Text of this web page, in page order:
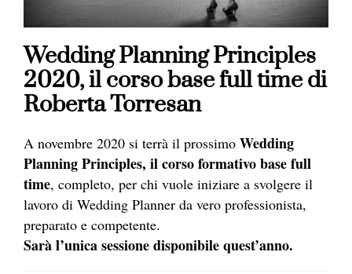
Wedding Planning Principles
2020, il corso base full time di
Roberta Torresan
A novembre 2020 si terrà il prossimo Wedding
Planning Principles, il corso formativo base full
time, completo, per chi vuole iniziare a svolgere il
lavoro di Wedding Planner da vero professionista,
preparato e competente.
Sarà l’unica sessione disponibile quest’anno.